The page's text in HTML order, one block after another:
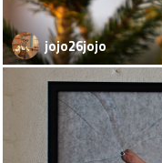
jojo26jojo